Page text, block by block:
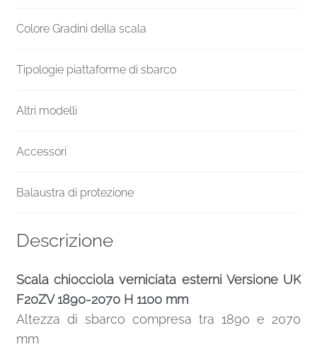
mm
Colore Gradini della scala
Tipologie piattaforme di sbarco
Altri modelli
Accessori
Balaustra di protezione
Descrizione
Scala chiocciola verniciata esterni Versione UK
F20ZV 1890-2070 H 1100 mm
Altezza di sbarco compresa tra 1890 e 2070
mm